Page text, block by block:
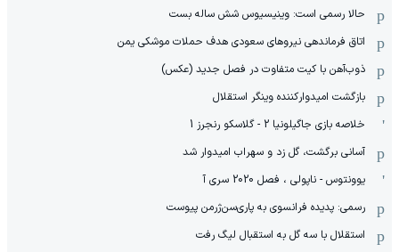
حالا رسمی است: وینیسیوس شش ساله بست
اتاق فرماندهی نیروهای سعودی هدف حملات موشکی یمن
ذوب‌آهن با کیت متفاوت در فصل جدید (عکس)
بازگشت امیدوارکننده وینگر استقلال
خلاصه بازی جاگیلونیا 2 - گلاسکو رنجرز 1
آسانی برگشت، گل زد و سهراب امیدوار شد
یوونتوس - ناپولی ، فصل 2020 سری آ
رسمی: پدیده فرانسوی به پاری‌سن‌ژرمن پیوست
استقلال با سه گل به استقبال لیگ رفت